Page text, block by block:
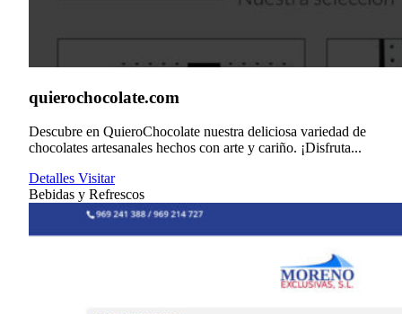
quierochocolate.com
Descubre en QuieroChocolate nuestra deliciosa variedad de
chocolates artesanales hechos con arte y cariño. ¡Disfruta...
Detalles Visitar
Bebidas y Refrescos